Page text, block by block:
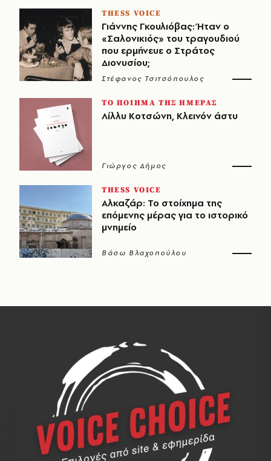
THESS VOICE
Γιάννης Γκουλιόβας: Ήταν ο
«Σαλονικιός» του τραγουδιού
που ερμήνευε ο Στράτος
Διονυσίου;
Στέφανος Τσιτσόπουλος
ΤΟ ΠΟΙΗΜΑ ΤΗΣ ΗΜΕΡΑΣ
Λίλλυ Κοτσώνη, Κλεινόν άστυ
Γιώργος Δήμος
THESS VOICE
Αλκαζάρ: Το στοίχημα της
επόμενης μέρας για το ιστορικό
μνημείο
Βάσω Βλαχοπούλου